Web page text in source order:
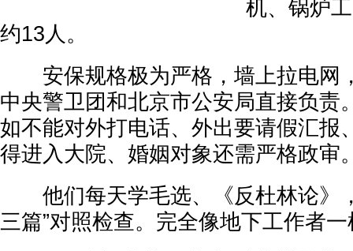
机、锅炉
约13人。
安保规格极为严格，墙上拉电网
中央警卫团和北京市公安局直接负责
如不能对外打电话、外出要请假汇报
得进入大院、婚姻对象还需严格政审
他们每天学毛选、《反杜林论》，
三篇”对照检查。完全像地下工作者